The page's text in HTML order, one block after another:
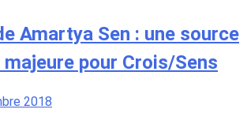
Amartya Sen : une source
majeure pour Crois/Sens
2018